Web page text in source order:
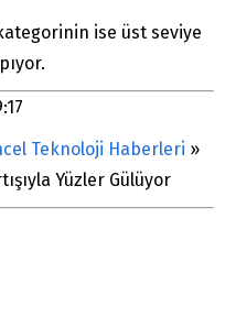
ise üst seviye
Teknoloji Haberleri »
Yüzler Gülüyor